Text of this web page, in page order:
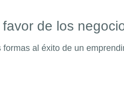
de los
al éxito de un